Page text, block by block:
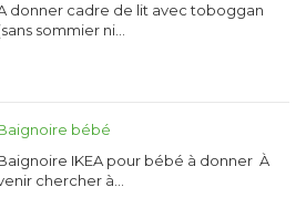
donner cadre de lit avec toboggan
sommier ni…
bébé
IKEA pour bébé à donner À
chercher à…